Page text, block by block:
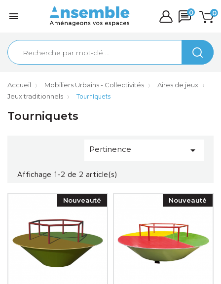
 0
0
Accueil Mobiliers Urbains - Collectivités
Aires de jeux
Jeux traditionnels
Tourniquets
Tourniquets
Pertinence 
Affichage 1-2 de 2 article(s)
Nouveauté Nouveauté